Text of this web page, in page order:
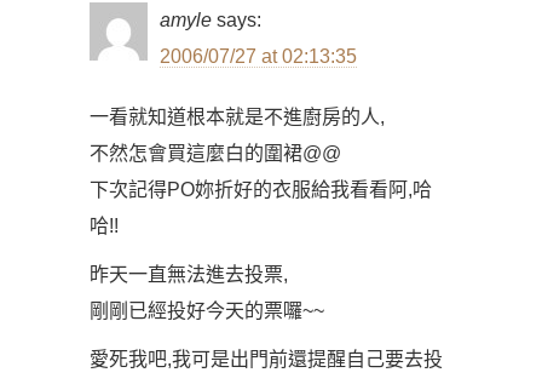
amyle says:
2006/07/27 at 02:13:35
一看就知道根本就是不進廚房的人,
不然怎會買這麼白的圍裙@@
下次記得PO妳折好的衣服給我看看阿,哈
哈!!
昨天一直無法進去投票,
剛剛已經投好今天的票囉~~
愛死我吧,我可是出門前還提醒自己要去投